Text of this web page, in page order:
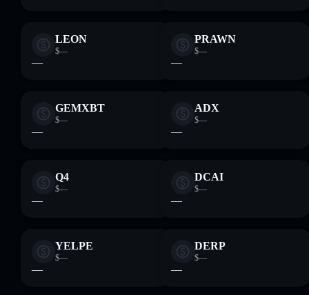
LEON
$—
—
PRAWN
$—
—
GEMXBT
$—
—
ADX
$—
—
Q4
$—
—
DCAI
$—
—
YELPE
$—
—
DERP
$—
—